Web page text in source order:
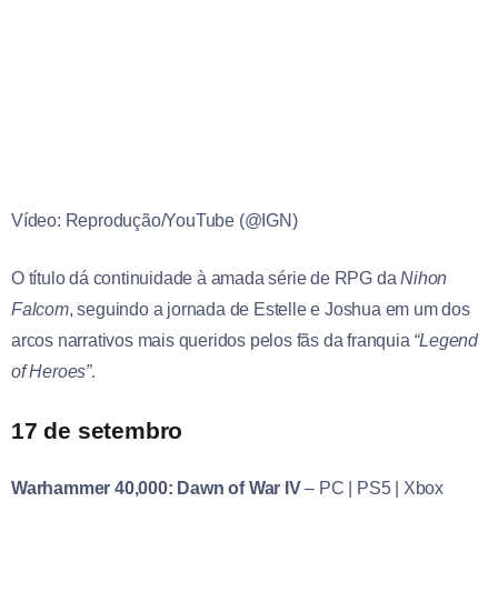
Vídeo: Reprodução/YouTube (@IGN)
O título dá continuidade à amada série de RPG daNihon
Falcom, seguindo a jornada de Estelle e Joshua em um dos
arcos narrativos mais queridos pelos fãs da franquia “Legend
of Heroes”.
17 de setembro
Warhammer 40,000: Dawn of War IV – PC | PS5 | Xbox